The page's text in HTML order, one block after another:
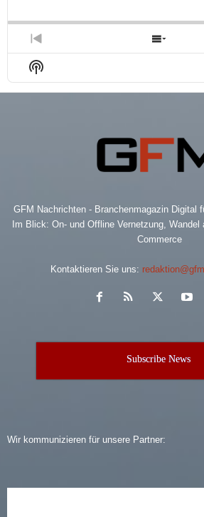
Previous
Episode
Show
Show
Podcast
Information
GFM Nachrichten - Branchenmagazin Digital
Im Blick: On- und Offline Vernetzung,
Commerce
Kontaktieren Sie uns:
Subscribe News
Wir kommunizieren für unsere Partner: